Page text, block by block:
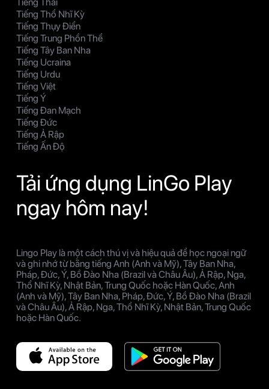
Tiếng Thổ Nhĩ Kỳ
Tiếng Thụy Điển
Tiếng Trung Phồn Thể
Tiếng Tây Ban Nha
Tiếng Ucraina
Tiếng Urdu
Tiếng Việt
Tiếng Ý
Tiếng Đan Mạch
Tiếng Đức
Tiếng Ả Rập
Tiếng Ấn Độ
Tải ứng dụng LinGo Play
ngay hôm nay!
Lingo Play là một cách thú vị và hiệu quả để học ngoại ngữ
và ghi nhớ từ bằng tiếng Anh (Anh và Mỹ), Tây Ban Nha,
Pháp, Đức, Ý, Bồ Đào Nha (Brazil và Châu Âu), Ả Rập, Nga,
Thổ Nhĩ Kỳ, Nhật Bản, Trung Quốc hoặc Hàn Quốc, Anh
(Anh và Mỹ), Tây Ban Nha, Pháp, Đức, Ý, Bồ Đào Nha (Brazil
và Châu Âu), Ả Rập, Nga, Thổ Nhĩ Kỳ, Nhật Bản, Trung Quốc
hoặc Hàn Quốc.